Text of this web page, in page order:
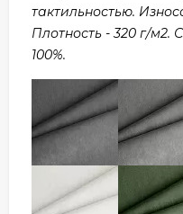
тактильностью.
Плотность - 320 г/м2.
100%.